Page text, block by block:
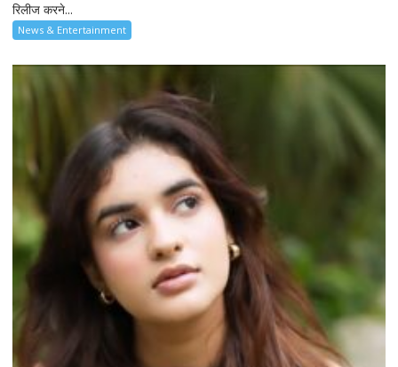
रिलीज करने...
News & Entertainment